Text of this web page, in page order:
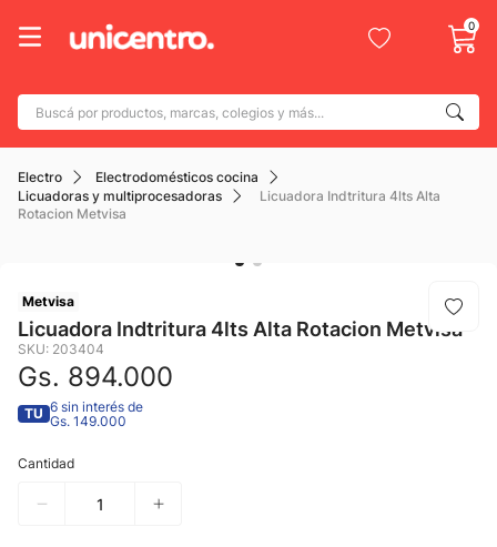
0
Buscá por productos, marcas, colegios y más...
Electro
Electrodomésticos cocina
Licuadoras y multiprocesadoras
Licuadora Indtritura 4lts Alta
Rotacion Metvisa
Metvisa
Licuadora Indtritura 4lts Alta Rotacion Metvisa
SKU: 203404
Gs. 894.000
TU 6 sin interés de
Gs. 149.000
Cantidad
Términos más buscados
1. adidas
2. champion
4.
5. botin
6. caterpillar
7. todo terreno
8.
calzado